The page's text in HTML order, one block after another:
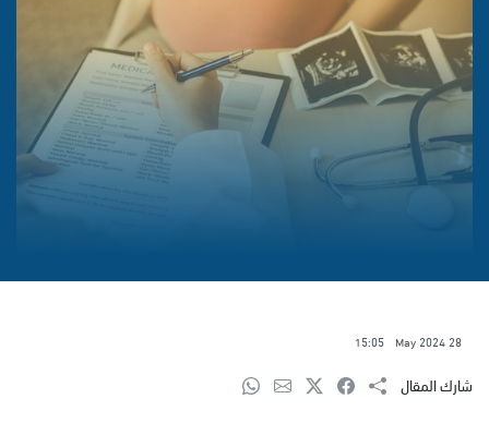
28 May 2024
15:05
شارك المقال